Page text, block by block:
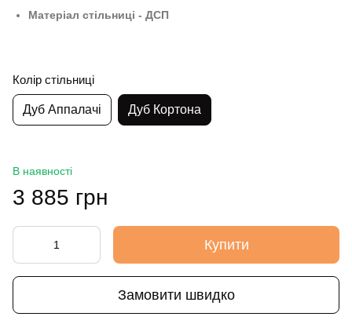
Матеріал стільниці - ДСП
Колір стільниці
Дуб Аппалачі Дуб Кортона
В наявності
3 885 грн
Купити
Замовити швидко